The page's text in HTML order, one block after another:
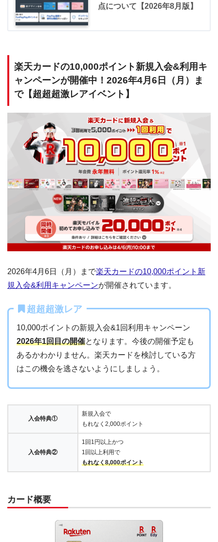
点について【2026年8月版】
楽天カードの10,000ポイント新規入会&利用キ
ャンペーンが開催中！2026年4月6日（月）ま
で【超超超激レアイベント】
2026年4月6日（月）まで楽天カードの10,000ポイント新
規入会&利用キャンペーンが開催されています。
超超超激レア
10,000ポイントの新規入会&1回利用キャンペーン
2026年1回目の開催となります。今後の開催予定も
あるかわかりません。楽天カードを検討している方
はこの機会を逃さないようにしましょう。
入会特典①
新規入会で
もれなく2,000ポイント
入会特典②
1回1円以上かつ
1回以上利用で
もれなく8,000ポイント
カード概要